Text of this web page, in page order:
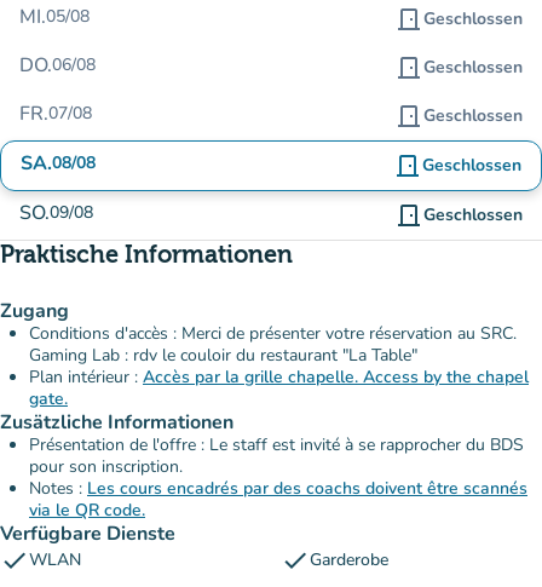
MI.05/08 door_front Geschlossen
DO.06/08 door_front Geschlossen
FR.07/08 door_front Geschlossen
SA.08/08 door_front Geschlossen
SO.09/08 door_front Geschlossen
Praktische Informationen
Zugang
Conditions d'accès : Merci de présenter votre réservation au SRC.
Gaming Lab : rdv le couloir du restaurant "La Table"
Plan intérieur : Accès par la grille chapelle. Access by the chapel
gate.
Zusätzliche Informationen
Présentation de l'offre : Le staff est invité à se rapprocher du BDS
pour son inscription.
Notes : Les cours encadrés par des coachs doivent être scannés
via le QR code.
Verfügbare Dienste
checkWLAN checkGarderobe